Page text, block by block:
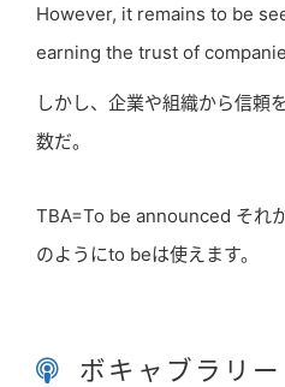
However, it remains to be
earning the trust of
しかし、企業や組織から信頼
数だ。
TBA=To be announced そ
のようにto beは使えます。
ボキャブラリー